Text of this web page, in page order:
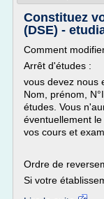
Constituez
(DSE) -
Comment
Arrêt d'études :
vous devez nous
Nom, prénom,
études. Vous
éventuellement
vos cours et
Ordre de
Si votre